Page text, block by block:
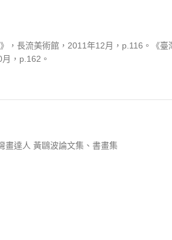
，長流美術館，2011年12月，p.116。《臺
，p.162。
畫達人 黃鷗波論文集、書畫集